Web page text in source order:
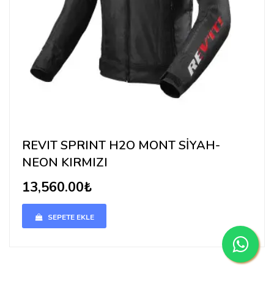
REVIT SPRINT H2O MONT SİYAH-
NEON KIRMIZI
13,560.00₺
SEPETE EKLE